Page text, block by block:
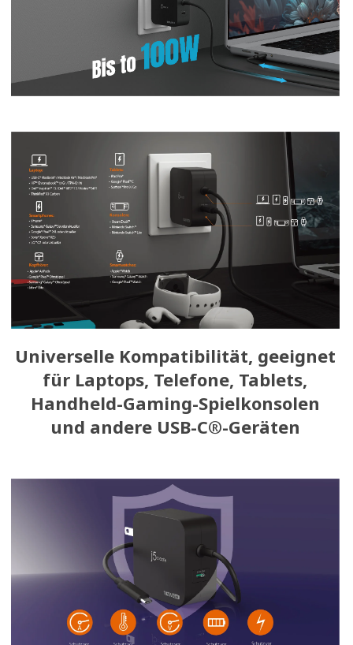
Universelle Kompatibilität, geeignet
für Laptops, Telefone, Tablets,
Handheld-Gaming-Spielkonsolen
und andere USB-C®-Geräten